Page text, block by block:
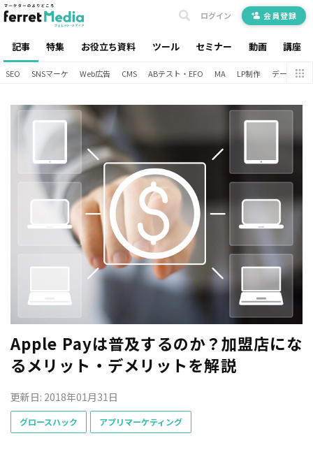
記事 特集 お役立ち資料 ツール セミナー 動画 講座
ログイン 会員登録
SEO SNSマーケ Web広告 CMS ABテスト・EFO MA LP制作 データ分析
Apple Payは普及するのか？加盟店にな
るメリット・デメリットを解説
更新日: 2018年01月31日
グロースハック アプリマーケティング